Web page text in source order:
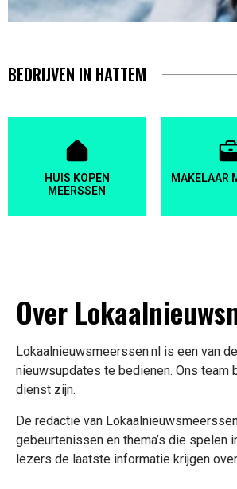
BEDRIJVEN IN HATTEM
HUIS KOPEN
MEERSSEN
MAKELAAR
Over
Lokaalnieuwsmeerssen.nl is een van
nieuwsupdates te bedienen. Ons team
dienst zijn.
De redactie van
gebeurtenissen en thema’s die spelen
lezers de laatste informatie krijgen